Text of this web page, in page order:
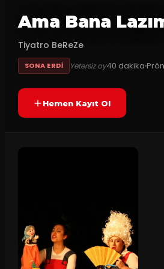
Ama Bana
Tiyatro BeReZe
SONA ERDI Yetersiz oy40 dakika
Hemen Kayıt Ol